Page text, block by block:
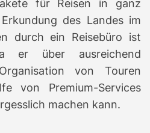
für Reisen in ganz
des Landes im
durch ein Reisebüro ist
er über ausreichend
von Touren
von Premium-Services
machen kann.